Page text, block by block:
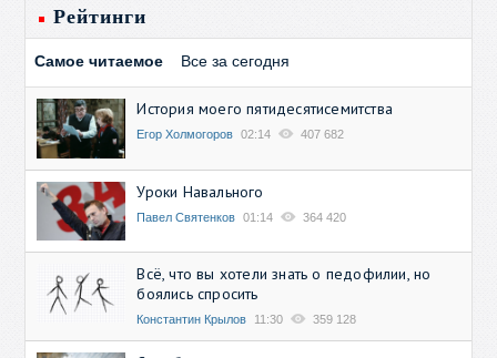
Рейтинги
Самое читаемое Все за сегодня
История моего пятидесятисемитства
Егор Холмогоров 02:14 407 682
Уроки Навального
Павел Святенков 01:14 364 420
Всё, что вы хотели знать о педофилии, но
боялись спросить
Константин Крылов 11:30 359 128